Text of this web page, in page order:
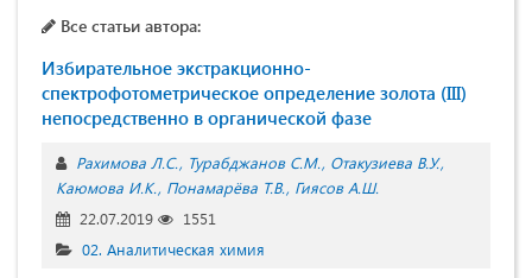
Все статьи автора:
Избирательное экстракционно-
спектрофотометрическое определение золота (III)
непосредственно в органической фазе
Рахимова Л.С. Турабджанов С.М. Отакузиева В.У.
Каюмова И.К. Понамарёва Т.В. Гиясов А.Ш.
22.07.2019
1551
02. Аналитическая химия